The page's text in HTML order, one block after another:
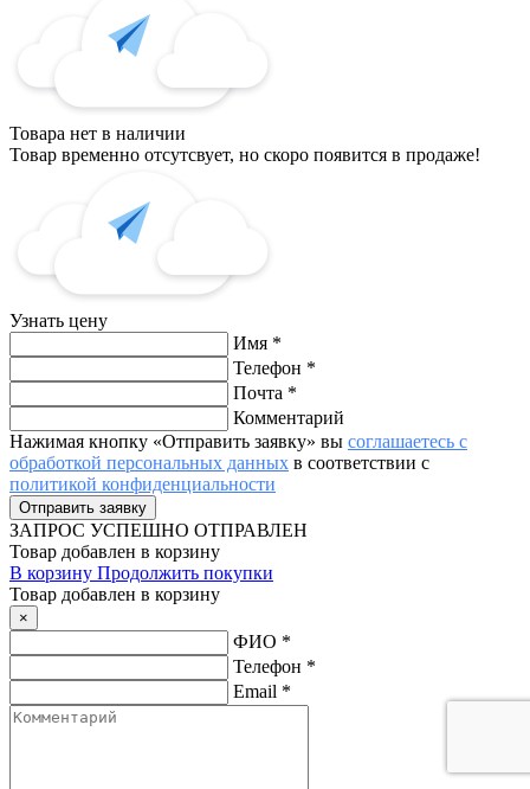
Товара нет в наличии
Товар временно отсутсвует, но скоро появится в продаже!
Узнать цену
Имя *
Телефон *
Почта *
Комментарий
Нажимая кнопку «Отправить заявку» вы соглашаетесь с
обработкой персональных данных в соответствии с
политикой конфиденциальности
ЗАПРОС УСПЕШНО ОТПРАВЛЕН
Товар добавлен в корзину
В корзину Продолжить покупки
Товар добавлен в корзину
×
ФИО *
Телефон *
Email *